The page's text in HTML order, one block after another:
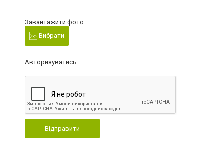
Завантажити фото:
Вибрати
Авторизуватись
Відправити